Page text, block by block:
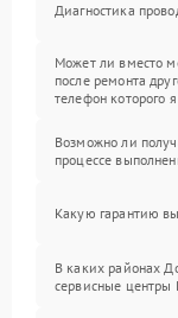
Диагностика
Может ли вместо
после ремонта
телефон которого
Возможно ли
процессе
Какую гарантию
В каких районах
сервисные центры